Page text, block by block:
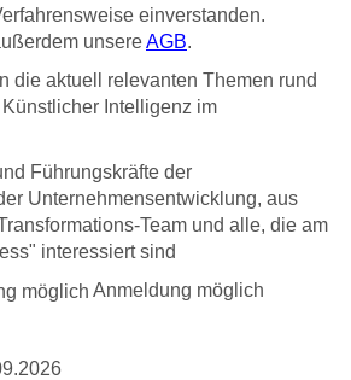
einverstanden.
unsereAGB.
die aktuell relevanten Themen rund
Intelligenz im
Führungskräfte der
Unternehmensentwicklung, aus
Team und alle, die am
interessiert sind
Anmeldung möglich